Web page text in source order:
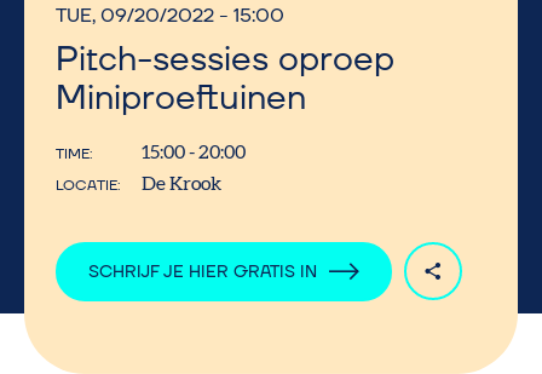
TUE, 09/20/2022 - 15:00
Pitch-sessies oproep
Miniproeftuinen
TIME 15:00 - 20:00
LOCATIE De Krook
SCHRIJF JE HIER GRATIS IN